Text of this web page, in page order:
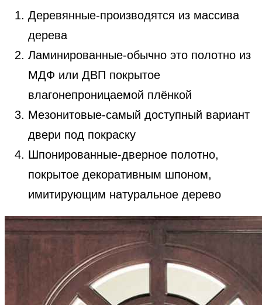
Деревянные-производятся из массива
дерева
Ламинированные-обычно это полотно из
МДФ или ДВП покрытое
влагонепроницаемой плёнкой
Мезонитовые-самый доступный вариант
двери под покраску
Шпонированные-дверное полотно,
покрытое декоративным шпоном,
имитирующим натуральное дерево